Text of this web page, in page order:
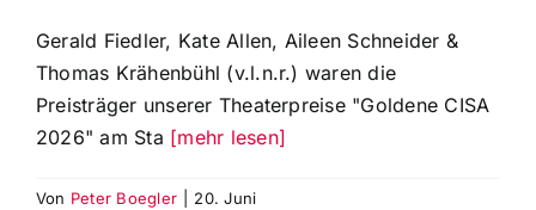
Gerald Fiedler, Kate Allen, Aileen Schneider &
Thomas Krähenbühl (v.l.n.r.) waren die
Preisträger unserer Theaterpreise "Goldene CISA
2026" am Sta [mehr lesen]
Von Peter Boegler
20. Juni